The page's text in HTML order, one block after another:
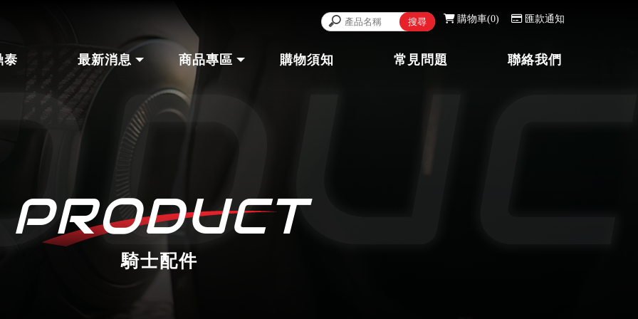
購物車 0 匯款通知
泰 最新消息 商品專區 購物須知 常見問題 聯絡我們
騎士配件